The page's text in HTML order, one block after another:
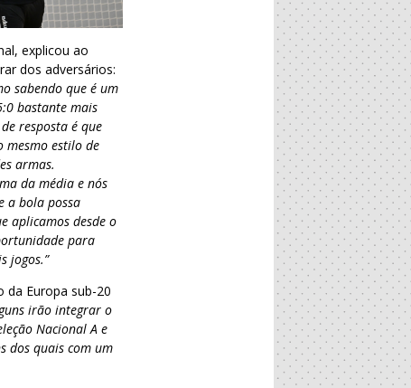
explicou ao
dos adversários:
sabendo que é um
bastante mais
resposta é que
mesmo estilo de
armas.
da média e nós
a bola possa
aplicamos desde o
para
jogos.”
da Europa sub-20
irão integrar o
Nacional A e
dos quais com um